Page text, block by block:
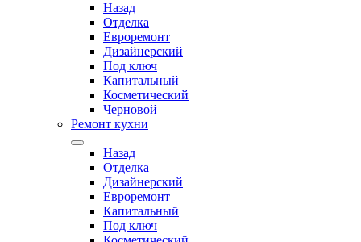
Назад
Отделка
Евроремонт
Дизайнерский
Под ключ
Капитальный
Косметический
Черновой
Ремонт кухни
Назад
Отделка
Дизайнерский
Евроремонт
Капитальный
Под ключ